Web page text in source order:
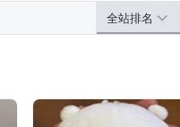
全站排名